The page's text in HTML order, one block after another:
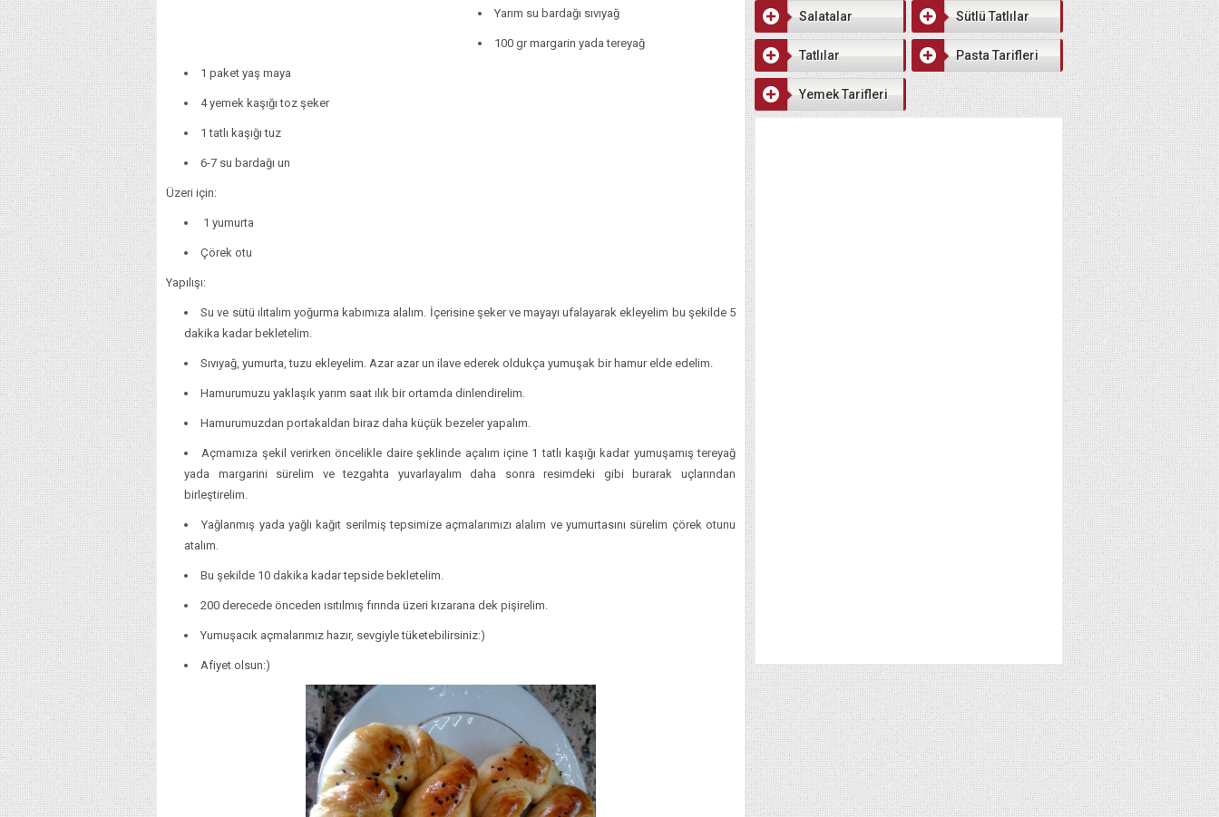
Yarım su bardağı sıvıyağ
100 gr margarin yada tereyağ
1 paket yaş maya
4 yemek kaşığı toz şeker
1 tatlı kaşığı tuz
6-7 su bardağı un
Üzeri için:
1 yumurta
Çörek otu
Yapılışı:
Su ve sütü ılıtalım yoğurma kabımıza alalım. İçerisine şeker ve mayayı ufalayarak ekleyelim bu şekilde 5
dakika kadar bekletelim.
Sıvıyağ, yumurta, tuzu ekleyelim. Azar azar un ilave ederek oldukça yumuşak bir hamur elde edelim.
Hamurumuzu yaklaşık yarım saat ılık bir ortamda dinlendirelim.
Hamurumuzdan portakaldan biraz daha küçük bezeler yapalım.
Açmamıza şekil verirken öncelikle daire şeklinde açalım içine 1 tatlı kaşığı kadar yumuşamış tereyağ
yada margarini sürelim ve tezgahta yuvarlayalım daha sonra resimdeki gibi burarak uçlarından
birleştirelim.
Yağlanmış yada yağlı kağıt serilmiş tepsimize açmalarımızı alalım ve yumurtasını sürelim çörek otunu
atalım.
Bu şekilde 10 dakika kadar tepside bekletelim.
200 derecede önceden ısıtılmış fırında üzeri kızarana dek pişirelim.
Yumuşacık açmalarımız hazır, sevgiyle tüketebilirsiniz:)
Afiyet olsun:)
Salatalar Sütlü Tatlılar
Tatlılar Pasta Tarifleri
Yemek Tarifleri